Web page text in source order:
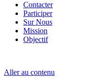
Contacter
Participer
Sur Nous
Mission
Objectif
Aller au contenu